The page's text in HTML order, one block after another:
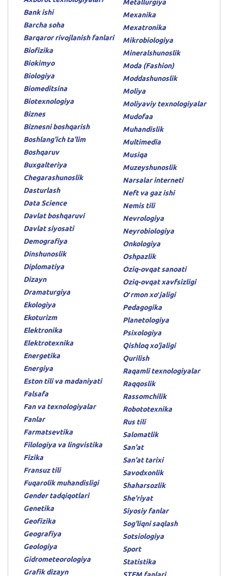
Bank ishi
Barcha soha
Barqaror rivojlanish fanlari
Biofizika
Biokimyo
Biologiya
Biomeditsina
Biotexnologiya
Biznes
Biznesni boshqarish
Boshlang'ich ta'lim
Boshqaruv
Buxgalteriya
Chegarashunoslik
Dasturlash
Data Science
Davlat boshqaruvi
Davlat siyosati
Demografiya
Dinshunoslik
Diplomatiya
Dizayn
Dramaturgiya
Ekologiya
Ekoturizm
Elektronika
Elektrotexnika
Energetika
Energiya
Eston tili va madaniyati
Falsafa
Fan va texnologiyalar
Fanlar
Farmatsevtika
Filologiya va lingvistika
Fizika
Fransuz tili
Fuqarolik muhandisligi
Gender tadqiqotlari
Genetika
Geofizika
Geografiya
Geologiya
Gidrometeorologiya
Grafik dizayn
Metallurgiya
Mexanika
Mexatronika
Mikrobiologiya
Mineralshunoslik
Moda (Fashion)
Moddashunoslik
Moliya
Moliyaviy texnologiyalar
Mudofaa
Muhandislik
Multimedia
Musiqa
Muzeyshunoslik
Narsalar interneti
Neft va gaz ishi
Nemis tili
Nevrologiya
Neyrobiologiya
Onkologiya
Oshpazlik
Oziq-ovqat sanoati
Oziq-ovqat xavfsizligi
Oʻrmon xoʻjaligi
Pedagogika
Planetologiya
Psixologiya
Qishloq xo'jaligi
Qurilish
Raqamli texnologiyalar
Raqqoslik
Rassomchilik
Robototexnika
Rus tili
Salomatlik
San'at
San'at tarixi
Savodxonlik
Shaharsozlik
She'riyat
Siyosiy fanlar
Sog'liqni saqlash
Sotsiologiya
Sport
Statistika